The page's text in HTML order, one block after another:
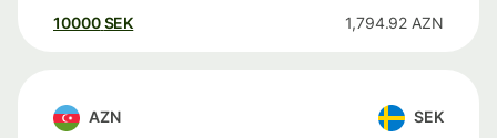
10000 SEK 1,794.92 AZN
AZN SEK